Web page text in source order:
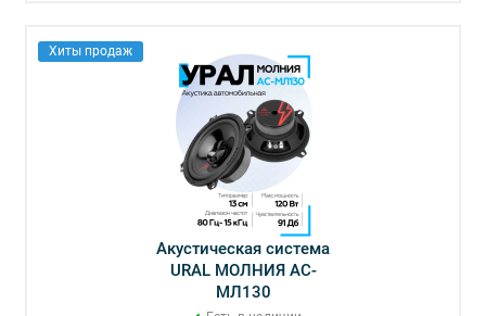
Хиты продаж
Акустическая система
URAL МОЛНИЯ АС-
МЛ130